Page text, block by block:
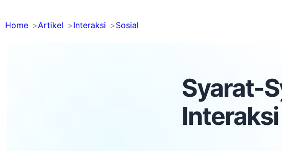
Home Artikel Interaksi Sosial
Syarat-